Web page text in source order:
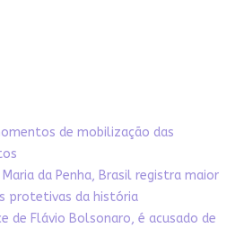
de mobilização das
Maria da Penha, Brasil registra maior
protetivas da história
de Flávio Bolsonaro, é acusado de